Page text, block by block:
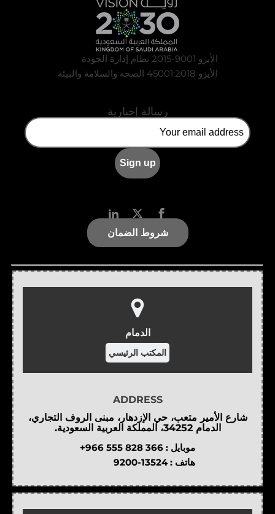
الأيزو 9001-2015 نظام إدارة الجودة
الأيزو 45001:2018 الصحة والسلامة والبيئة
رسالة إخبارية
شروط الضمان
الدمام
المكتب الرئيسي
ADDRESS
شارع الأمير متعب، حي الإزدهار، مبنى الروف التجاري،
الدمام 34252، المملكة العربية السعودية.
موبايل : +966 555 828 366
هاتف : 9200-13524